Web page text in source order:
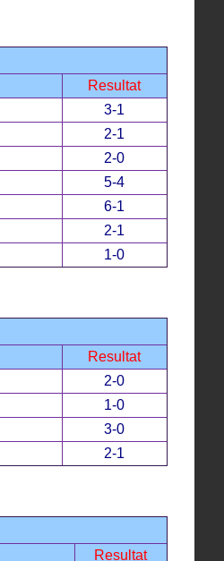
Resultat
3-1
2-1
2-0
5-4
6-1
2-1
1-0
Resultat
2-0
1-0
3-0
2-1
Resultat